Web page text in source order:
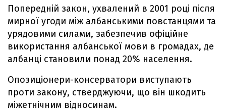
Попередній закон, ухвалений в 2001 році після
мирної угоди між албанськими повстанцями та
урядовими силами, забезпечив офіційне
використання албанської мови в громадах, де
албанці становили понад 20% населення.
Опозиціонери-консерватори виступають
проти закону, стверджуючи, що він шкодить
міжетнічним відносинам.